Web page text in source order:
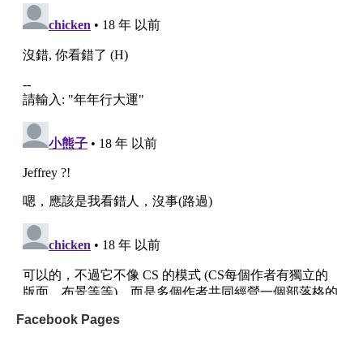
Facebook Pages